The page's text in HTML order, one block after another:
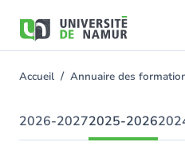
contenu
You
here
Accueil Annuaire des
2026-20272025-2026